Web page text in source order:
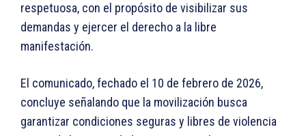
respetuosa, con el propósito de visibilizar sus
demandas y ejercer el derecho a la libre
manifestación.
El comunicado, fechado el 10 de febrero de 2026,
concluye señalando que la movilización busca
garantizar condiciones seguras y libres de violencia